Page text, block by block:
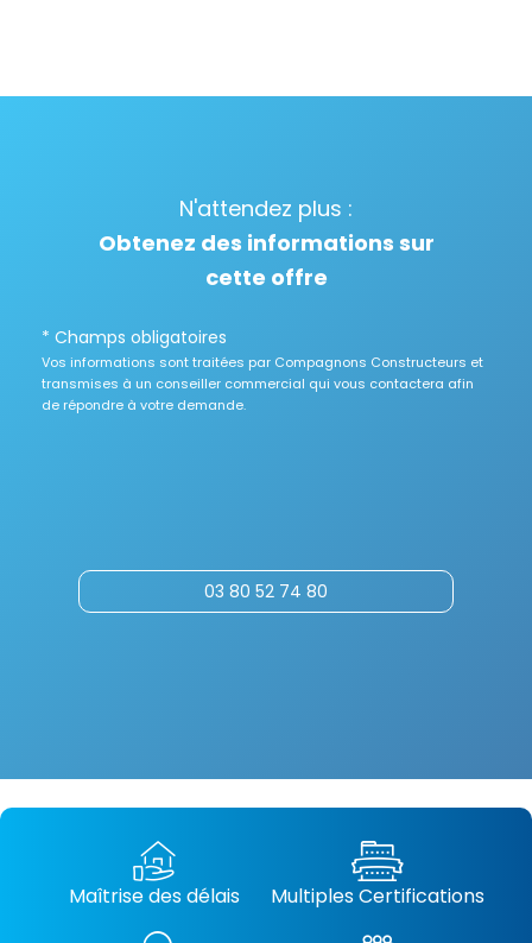
N'attendez plus :
Obtenez des informations sur
cette offre
* Champs obligatoires
Vos informations sont traitées par Compagnons Constructeurs et
transmises à un conseiller commercial qui vous contactera afin
de répondre à votre demande.
03 80 52 74 80
Maîtrise des délais Multiples Certifications